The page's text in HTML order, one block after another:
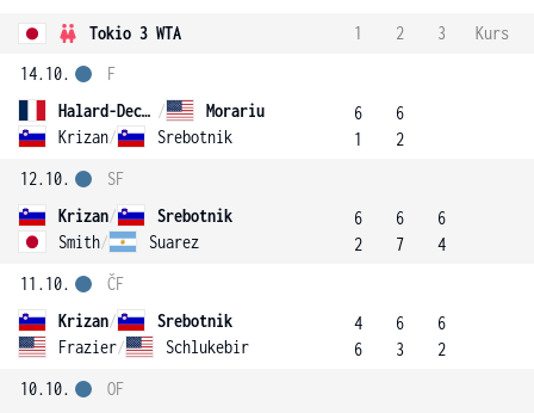
Tokio 3 WTA 1 2 3
Kurs
14.10.
Halard-Decugis /
Morariu
Krizan/ Srebotnik
F
6
1
6
2
12.10.
Krizan/
Srebotnik
Smith/ Suarez
SF
6
2
6
7
6
4
11.10.
Krizan/
Srebotnik
Frazier/ Schlukebir
ČF
4
6
6
3
6
2
10.10.
OF